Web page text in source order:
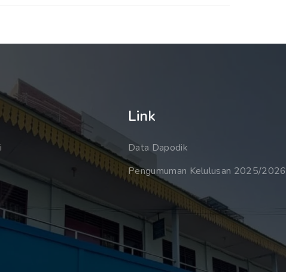
Link
Data Dapodik
Pengumuman Kelulusan 2025/2026